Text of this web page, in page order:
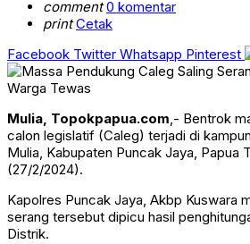
comment 0 komentar
print Cetak
Facebook Twitter Whatsapp Pinterest
Mulia, Topokpapua.com,- Bentrok
calon legislatif (Caleg) terjadi di
Mulia, Kabupaten Puncak Jaya, Papua
(27/2/2024).
Kapolres Puncak Jaya, Akbp Kuswara
serang tersebut dipicu hasil
Distrik.